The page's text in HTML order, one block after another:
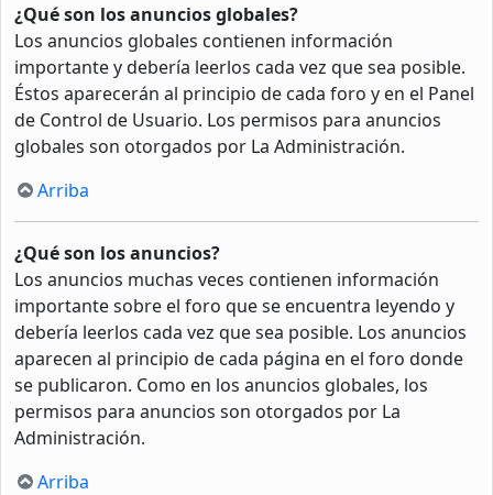
¿Qué son los anuncios globales?
Los anuncios globales contienen información
importante y debería leerlos cada vez que sea posible.
Éstos aparecerán al principio de cada foro y en el Panel
de Control de Usuario. Los permisos para anuncios
globales son otorgados por La Administración.
Arriba
¿Qué son los anuncios?
Los anuncios muchas veces contienen información
importante sobre el foro que se encuentra leyendo y
debería leerlos cada vez que sea posible. Los anuncios
aparecen al principio de cada página en el foro donde
se publicaron. Como en los anuncios globales, los
permisos para anuncios son otorgados por La
Administración.
Arriba